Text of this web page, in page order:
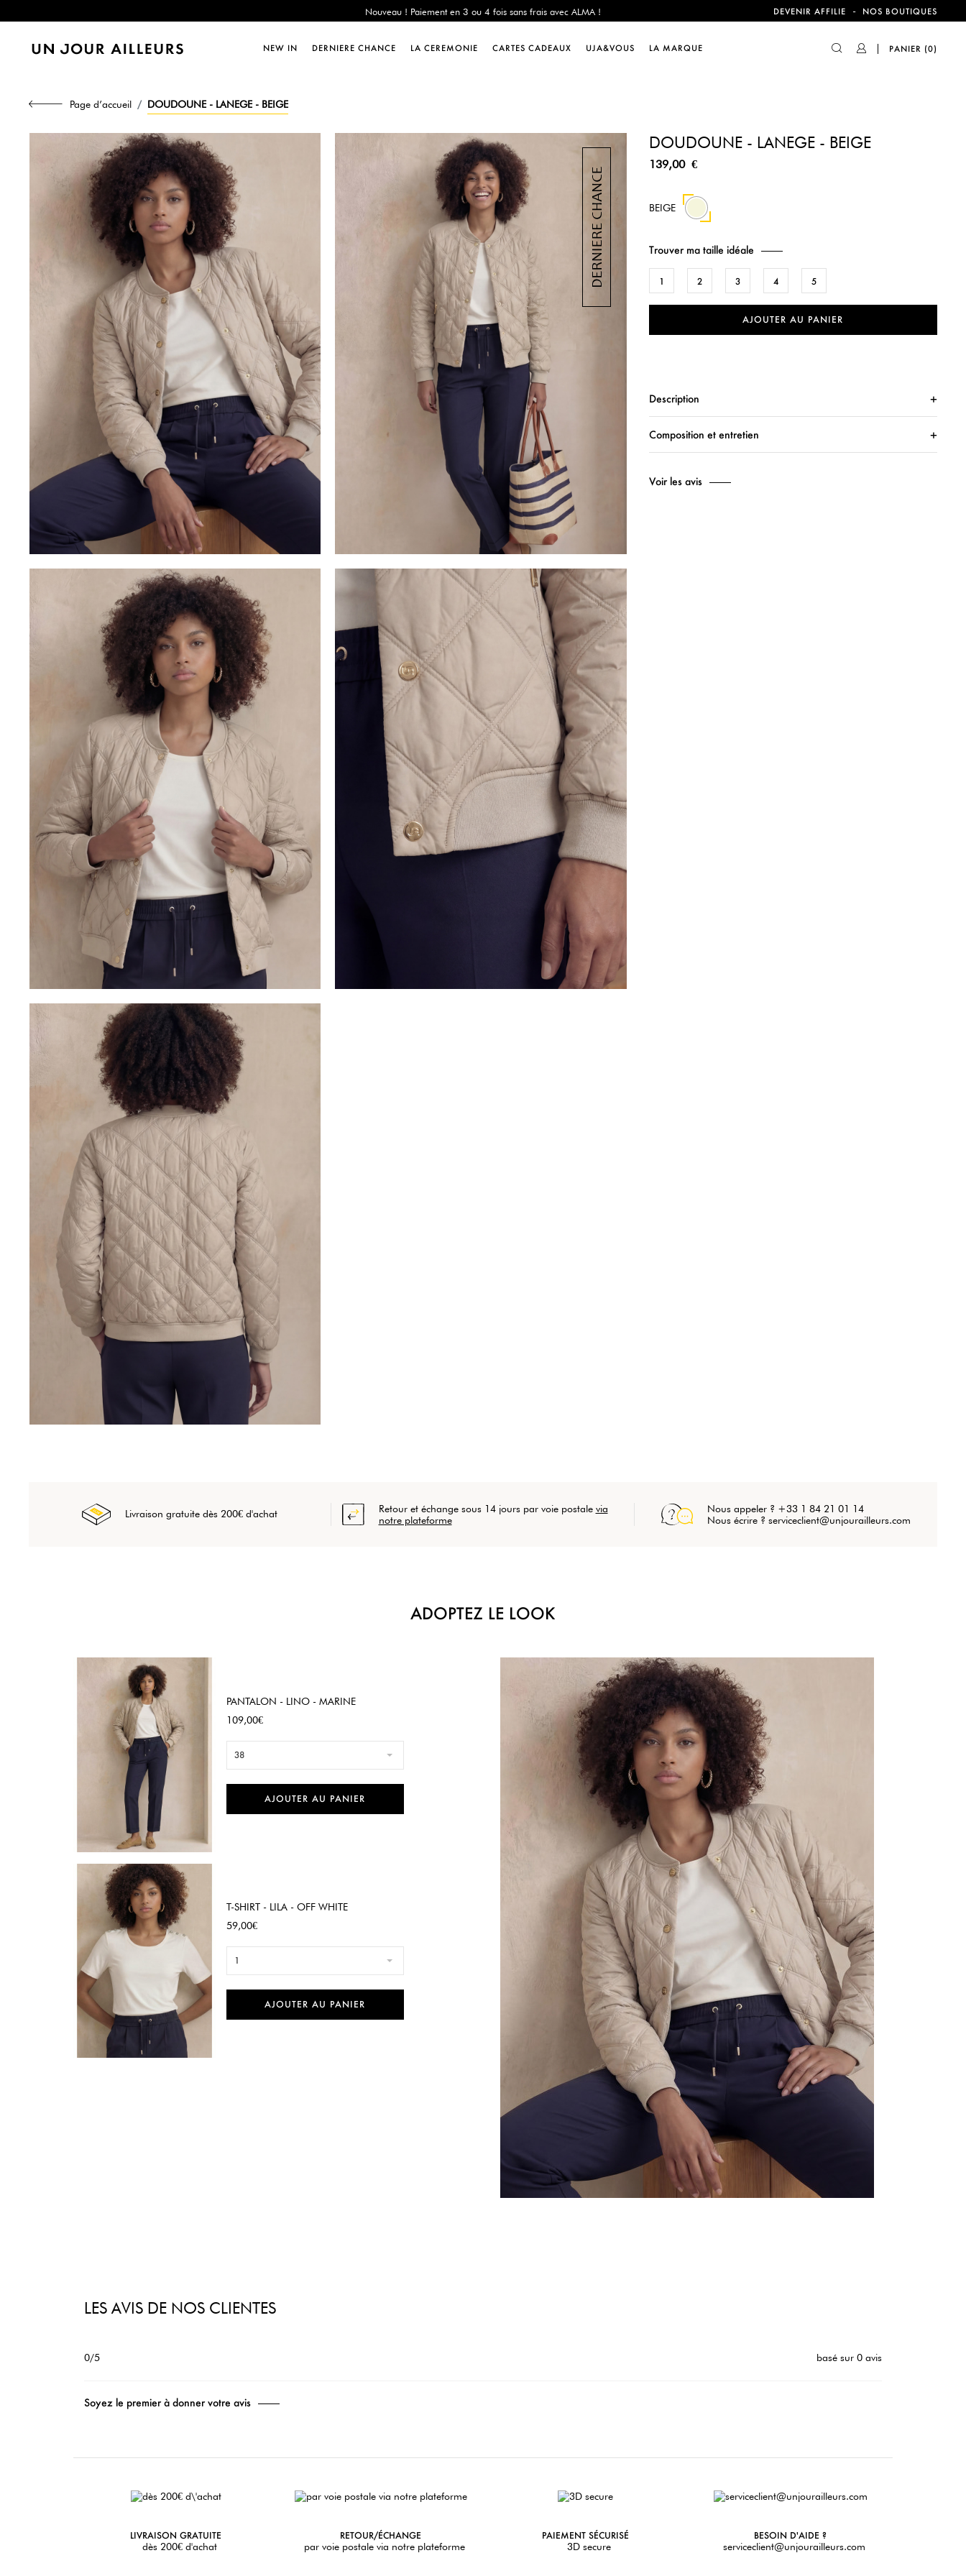
Dernière Chance : -60% sur une sélection jusqu'au 23/08 en vous connectant à votre compte !
Livraison offerte dès 200€ d'achat
Dernière Chance : -60% sur une sélection jusqu'au 23/08 en vous connectant à votre compte !
DEVENIR AFFILIE - NOS BOUTIQUES
NEW IN DERNIERE CHANCE LA CEREMONIE CARTES CADEAUX UJA&VOUS LA MARQUE PANIER (0)
Page d’accueil DOUDOUNE - LANEGE - BEIGE
DOUDOUNE - LANEGE - BEIGE
139,00 €
BEIGE
Trouver ma taille idéale
1 2 3 4 5
AJOUTER AU PANIER
Description
Composition et entretien
Voir les avis
Livraison gratuite dès 200€ d'achat Retour et échange sous 14 jours par voie postale via
notre plateforme
Nous appeler ? +33 1 84 21 01 14
Nous écrire ? serviceclient@unjourailleurs.com
ADOPTEZ LE LOOK
Aperçu rapide
PANTALON - LINO - MARINE
Prix
109,00€
38
AJOUTER AU PANIER
T-SHIRT - LILA - OFF WHITE
Prix
59,00€
1
AJOUTER AU PANIER
LES AVIS DE NOS CLIENTES
0/5 basé sur 0 avis
Soyez le premier à donner votre avis
LIVRAISON GRATUITE
dès 200€ d'achat
RETOUR/ÉCHANGE
par voie postale via notre plateforme
PAIEMENT SÉCURISÉ
3D secure
BESOIN D'AIDE ?
serviceclient@unjourailleurs.com